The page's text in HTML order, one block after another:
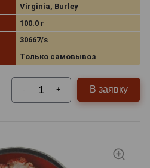
Virginia, Burley
100.0 г
30667/s
Только самовывоз
- + В заявку